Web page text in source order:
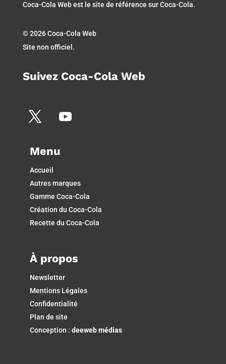
Coca-Cola Web est le site de référence sur Coca-Cola.
© 2026 Coca-Cola Web
Site non officiel.
Suivez Coca-Cola Web
Menu
Accueil
Autres marques
Gamme Coca-Cola
Création du Coca-Cola
Recette du Coca-Cola
À propos
Newsletter
Mentions Légales
Confidentialité
Plan de site
Conception : deeweb médias